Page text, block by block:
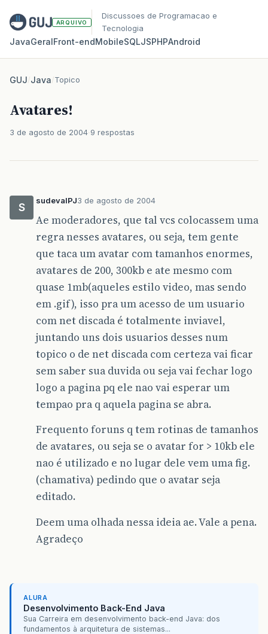
ARQUIVO
Discussoes de Programacao e
Tecnologia
JavaGeralFront‑endMobileSQLJSPHPAndroid
GUJ/Java/Topico
Avatares!
3 de agosto de 2004 9 respostas
S
sudevalPJ3 de agosto de 2004
Ae moderadores, que tal vcs colocassem uma
regra nesses avatares, ou seja, tem gente
que taca um avatar com tamanhos enormes,
avatares de 200, 300kb e ate mesmo com
quase 1mb(aqueles estilo video, mas sendo
em .gif), isso pra um acesso de um usuario
com net discada é totalmente inviavel,
juntando uns dois usuarios desses num
topico o de net discada com certeza vai ficar
sem saber sua duvida ou seja vai fechar logo
logo a pagina pq ele nao vai esperar um
tempao pra q aquela pagina se abra.
Frequento foruns q tem rotinas de tamanhos
de avatares, ou seja se o avatar for > 10kb ele
nao é utilizado e no lugar dele vem uma fig.
(chamativa) pedindo que o avatar seja
editado.
Deem uma olhada nessa ideia ae. Vale a pena.
Agradeço
ALURA
Desenvolvimento Back-End Java
Sua Carreira em desenvolvimento back-end Java: dos
fundamentos à arquitetura de sistemas...